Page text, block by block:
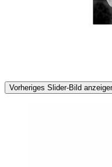
Vorheriges Slider-Bild